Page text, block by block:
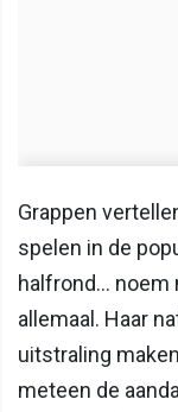
Grappen
spelen in de
halfrond… noem
allemaal. Haar
uitstraling
meteen de